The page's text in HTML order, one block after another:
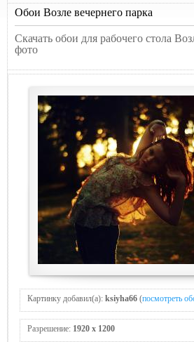
Обои Возле вечернегo парка
Скачать обои для рабочего стола
фото
Картинку добавил(а): ksiyha66 (посмотреть
Разрешение: 1920 x 1200